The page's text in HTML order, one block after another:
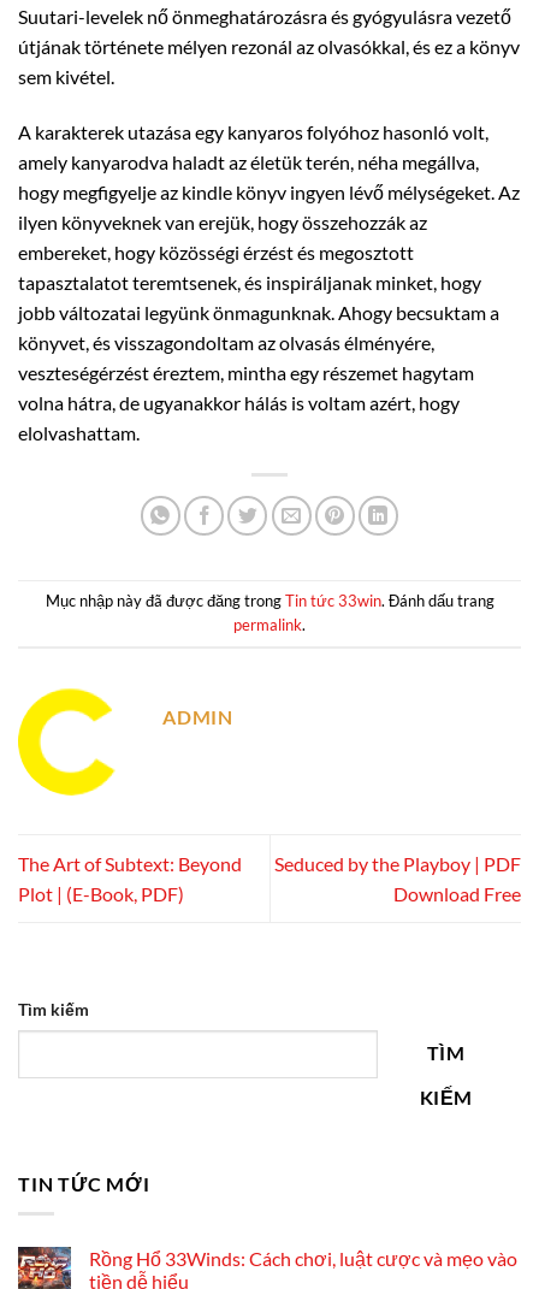
Suutari-levelek nő önmeghatározásra és gyógyulásra vezető
útjának története mélyen rezonál az olvasókkal, és ez a könyv
sem kivétel.
A karakterek utazása egy kanyaros folyóhoz hasonló volt,
amely kanyarodva haladt az életük terén, néha megállva,
hogy megfigyelje az kindle könyv ingyen lévő mélységeket. Az
ilyen könyveknek van erejük, hogy összehozzák az
embereket, hogy közösségi érzést és megosztott
tapasztalatot teremtsenek, és inspiráljanak minket, hogy
jobb változatai legyünk önmagunknak. Ahogy becsuktam a
könyvet, és visszagondoltam az olvasás élményére,
veszteségérzést éreztem, mintha egy részemet hagytam
volna hátra, de ugyanakkor hálás is voltam azért, hogy
elolvashattam.
Mục nhập này đã được đăng trongTin tức 33win. Đánh dấu trang
permalink.
ADMIN
The Art of Subtext: Beyond
Plot | (E-Book, PDF)
Seduced by the Playboy | PDF
Download Free
Tìm kiếm
TÌM
KIẾM
TIN TỨC MỚI
Rồng Hổ 33Winds: Cách chơi, luật cược và mẹo vào
tiền dễ hiểu